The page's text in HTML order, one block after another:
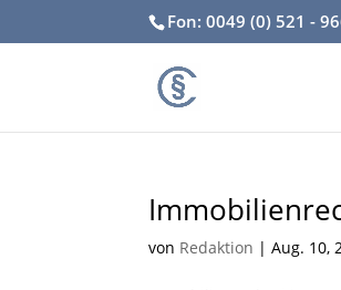
Fon: 0049 (0) 521 -
von Redaktion |Aug. 10,